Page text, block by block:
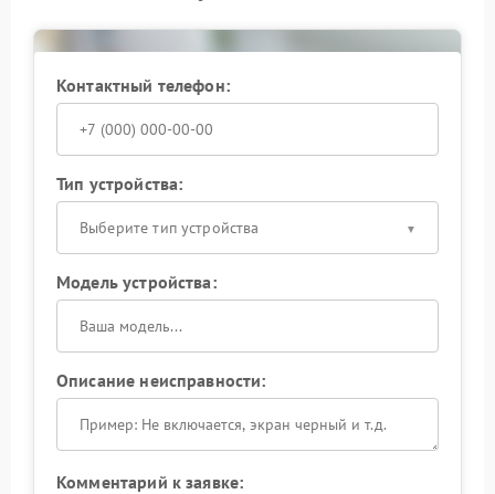
Контактный телефон:
Тип устройства:
Выберите тип устройства
Модель устройства:
Описание неисправности:
Комментарий к заявке: